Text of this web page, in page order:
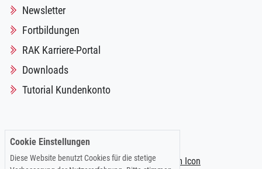
Newsletter
Fortbildungen
RAK Karriere-Portal
Downloads
Tutorial Kundenkonto
Cookie Einstellungen
Diese Website benutzt Cookies für die stetige